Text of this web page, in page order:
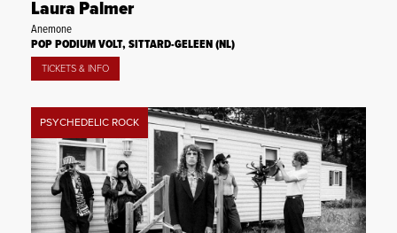
Laura Palmer
Anemone
POP PODIUM VOLT, SITTARD-GELEEN (NL)
TICKETS & INFO
PSYCHEDELIC ROCK